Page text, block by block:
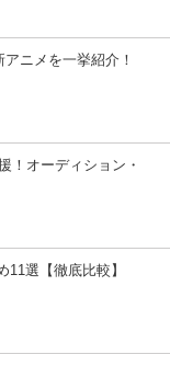
アニメを一挙紹介！
！オーディション・
選【徹底比較】